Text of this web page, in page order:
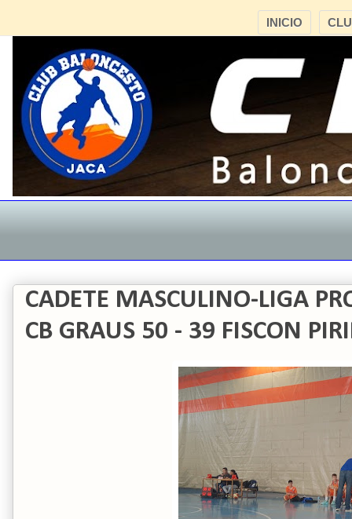
INICIO
CADETE MASCULINO-LIGA
CB GRAUS 50 - 39 FISCON